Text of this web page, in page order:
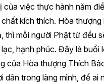
việc thực hành năm
kích thích. Hòa
thì mỗi người Phật tử
hạnh phúc. Đây là
của Hòa thượng Thích
dân trong làng mình, để